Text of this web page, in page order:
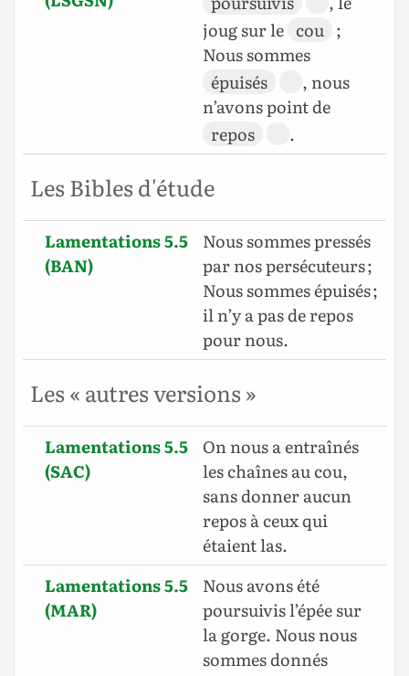
joug sur le cou ;
Nous sommes
épuisés
, nous
n’avons point de
repos
.
Les Bibles d'étude
Lamentations 5.5
(BAN)
Nous sommes pressés
par nos persécuteurs ;
Nous sommes épuisés ;
il n’y a pas de repos
pour nous.
Les « autres versions »
Lamentations 5.5
(SAC)
On nous a entraînés
les chaînes au cou,
sans donner aucun
repos à ceux qui
étaient las.
Lamentations 5.5
(MAR)
Nous avons été
poursuivis l’épée sur
la gorge. Nous nous
sommes donnés